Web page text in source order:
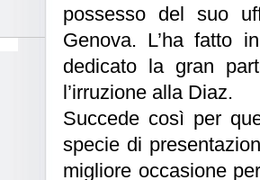
possesso del suo
Genova. L’ha fatto
dedicato la gran
l’irruzione alla Diaz.
Succede così per
specie di
migliore occasione